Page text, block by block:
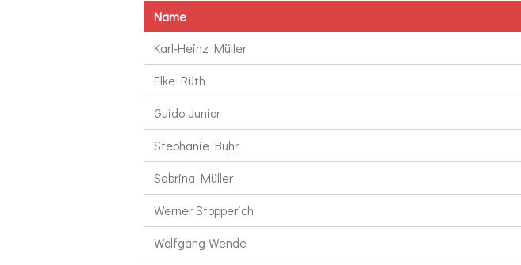
Name
Karl-Heinz Müller
Elke Rüth
Guido Junior
Stephanie Buhr
Sabrina Müller
Werner Stopperich
Wolfgang Wende